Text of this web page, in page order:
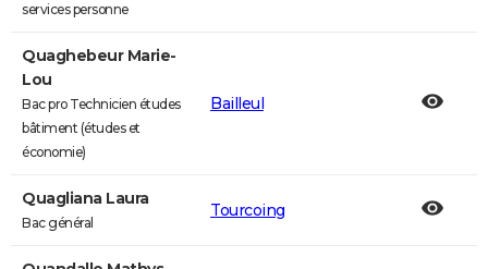
services personne
Quaghebeur Marie-
Lou
Bac pro Technicien études
bâtiment (études et
économie)
Bailleul
Quagliana Laura
Bac général
Tourcoing